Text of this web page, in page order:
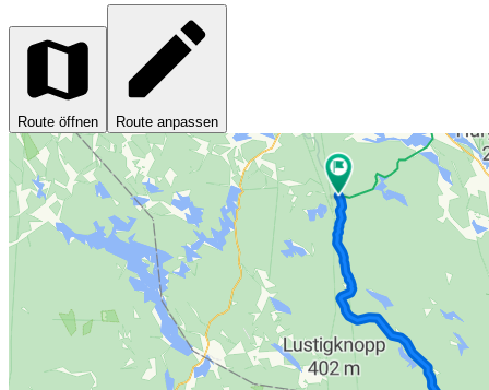
Route öffnen Route anpassen